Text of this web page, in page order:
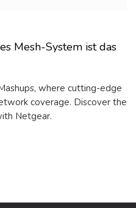
Mesh-System ist das
where cutting-edge
coverage. Discover the
Netgear.